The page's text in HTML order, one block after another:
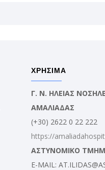
ΧΡΗΣΙΜΑ
Γ. Ν. ΗΛΕΙΑΣ
ΑΜΑΛΙΑΔΑΣ
(+30) 2622 0 22 222
https://
ΑΣΤΥΝΟΜΙΚΟ
E-MAIL: